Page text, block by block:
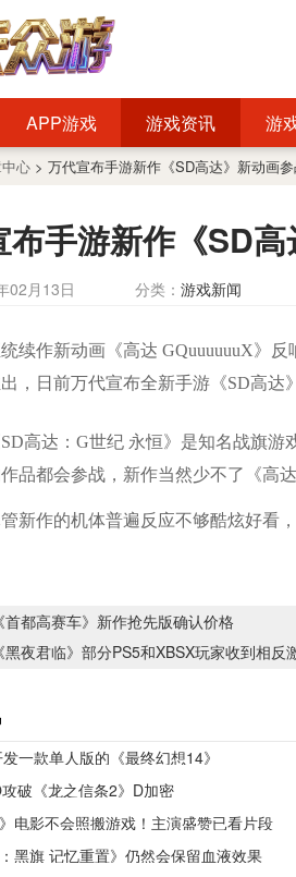
APP游戏 游戏资讯 游
心 > 万代宣布手游新作《SD高达》新动画
布手游新作《SD
02月13日 分类： 游戏新闻
续作新动画《高达 GQuuuuuuX》
，日前万代宣布全新手游《SD高达
达：G世纪 永恒》是知名战旗游
品都会参战，新作当然少不了《高达
作的机体普遍反应不够酷炫好看，
《首都高赛车》新作抢先版确认价格
《黑夜君临》部分PS5和XBSX玩家收到相反
一款单人版的《最终幻想14》
破《龙之信条2》D加密
电影不会照搬游戏！主演盛赞已看片段
：黑旗 记忆重置》仍然会保留血液效果